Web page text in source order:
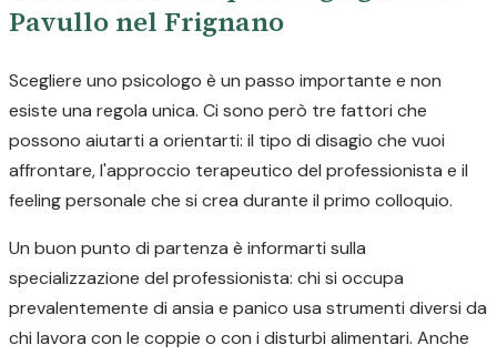
Pavullo nel Frignano
Scegliere uno psicologo è un passo importante e non
esiste una regola unica. Ci sono però tre fattori che
possono aiutarti a orientarti: il tipo di disagio che vuoi
affrontare, l'approccio terapeutico del professionista e il
feeling personale che si crea durante il primo colloquio.
Un buon punto di partenza è informarti sulla
specializzazione del professionista: chi si occupa
prevalentemente di ansia e panico usa strumenti diversi da
chi lavora con le coppie o con i disturbi alimentari. Anche